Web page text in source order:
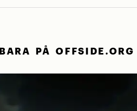
BARA PÅ OFFSIDE.ORG